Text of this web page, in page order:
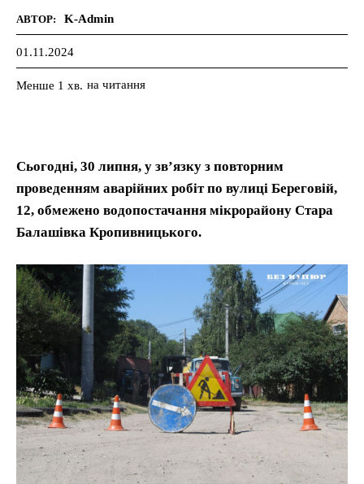
АВТОР: K-Admin
01.11.2024
Менше 1 хв. на читання
Сьогодні, 30 липня, у зв’язку з повторним
проведенням аварійних робіт по вулиці Береговій,
12, обмежено водопостачання мікрорайону Стара
Балашівка Кропивницького.